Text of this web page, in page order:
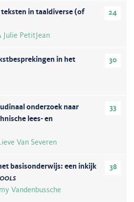
24
in taaldiverse (of
Julie PetitJean
30
in het
33
onderzoek naar
lees- en
Van Severen
38
basisonderwijs: een inkijk
Vandenbussche